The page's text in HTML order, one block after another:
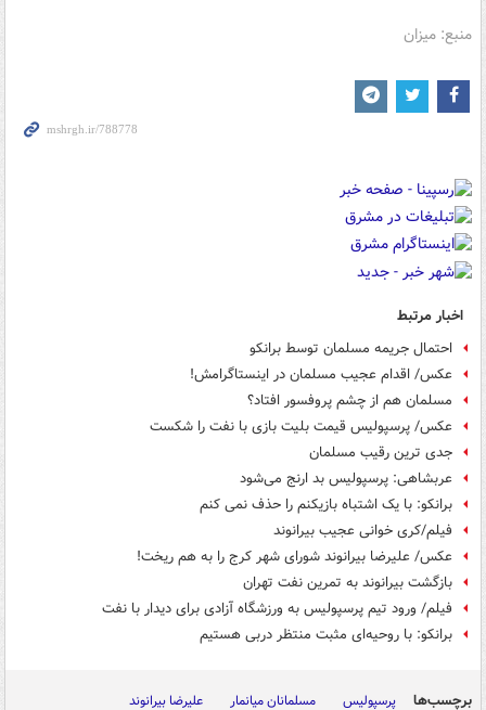
منبع: میزان
اخبار مرتبط
احتمال جریمه مسلمان توسط برانکو
عکس/ اقدام عجیب مسلمان در اینستاگرامش!
مسلمان هم از چشم پروفسور افتاد؟
عکس/ پرسپولیس قیمت بلیت بازی با نفت را شکست
جدی ترین رقیب مسلمان
عربشاهی: پرسپولیس بد ارنج می‌شود
برانکو: با یک اشتباه بازیکنم را حذف نمی کنم
فیلم/کری خوانی عجیب بیرانوند
عکس/ علیرضا بیرانوند شورای شهر کرج را به هم ریخت!
بازگشت بیرانوند به تمرین نفت تهران
فیلم/ ورود تیم پرسپولیس به ورزشگاه آزادی برای دیدار با نفت
برانکو: با روحیه‌ای مثبت منتظر دربی هستیم
برچسب‌ها پرسپولیس مسلمانان میانمار علیرضا بیرانوند